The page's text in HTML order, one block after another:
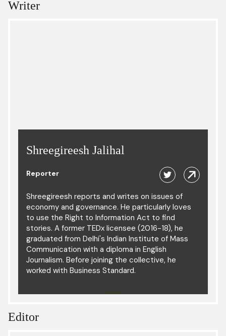
Writer
Shreegireesh Jalihal
Reporter
Shreegireesh reports and writes on issues of
economy and governance. He particularly loves
to use the Right to Information Act to find
stories. A former TEDx licensee (2016-18), he
graduated from Delhi's Indian Institute of Mass
Communication with a diploma in English
Journalism. Before joining the collective, he
worked with Business Standard.
Editor